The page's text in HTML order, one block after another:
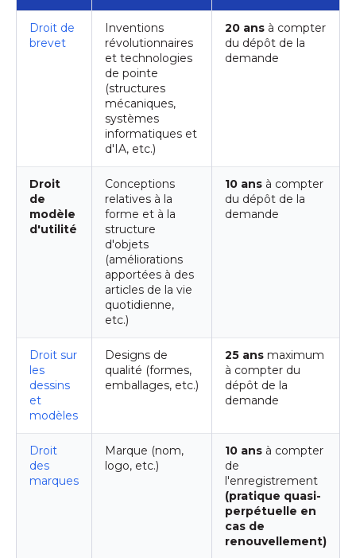
Droit de
brevet
Inventions
révolutionnaires
et technologies
de pointe
(structures
mécaniques,
systèmes
informatiques et
d'IA, etc.)
20 ans à compter
du dépôt de la
demande
Droit
de
modèle
d'utilité
Conceptions
relatives à la
forme et à la
structure
d'objets
(améliorations
apportées à des
articles de la vie
quotidienne,
etc.)
10 ans à compter
du dépôt de la
demande
Droit sur
les
dessins
et
modèles
Designs de
qualité (formes,
emballages, etc.)
25 ans maximum
à compter du
dépôt de la
demande
Droit
des
marques
Marque (nom,
logo, etc.)
10 ans à compter
de
l'enregistrement
(pratique quasi-
perpétuelle en
cas de
renouvellement)